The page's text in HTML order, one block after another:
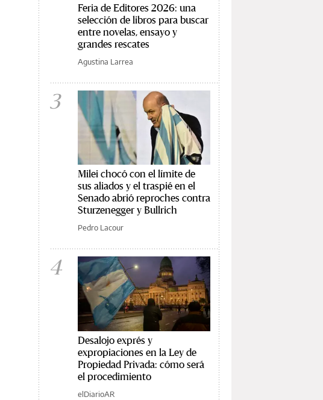
Feria de Editores 2026: una
selección de libros para buscar
entre novelas, ensayo y
grandes rescates
Agustina Larrea
3
Milei chocó con el límite de
sus aliados y el traspié en el
Senado abrió reproches contra
Sturzenegger y Bullrich
Pedro Lacour
4
Desalojo exprés y
expropiaciones en la Ley de
Propiedad Privada: cómo será
el procedimiento
elDiarioAR